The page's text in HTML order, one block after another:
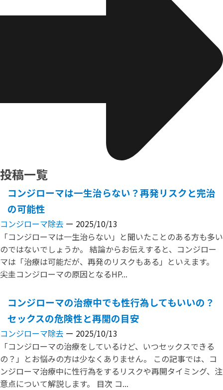
投稿一覧
コンジローマは一生治らない？再発リスクと完治
の可能性
コンジローマ除去 ー 2025/10/13
「コンジローマは一生治らない」と聞いたことのある方も多い
のではないでしょうか。 結論からお伝えすると、コンジロー
マは「治療は可能だが、再発のリスクもある」といえます。
尖圭コンジローマの原因となるHP...
コンジローマの治療中でも性行為してもいいの？
セックスの危険性と再開の目安
コンジローマ除去 ー 2025/10/13
「コンジローマの治療をしているけど、いつセックスできる
の？」とお悩みの方は少なくありません。 この記事では、コ
ンジローマ治療中に性行為をするリスクや再開タイミング、注
意点について解説します。 目次 コ...